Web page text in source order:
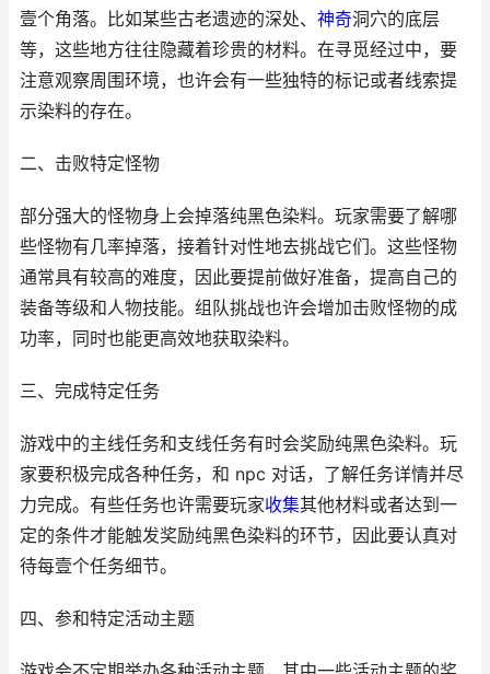
壹个角落。比如某些古老遗迹的深处、 神奇洞穴的底层
等，这些地方往往隐藏着珍贵的材料。在寻觅经过中，要
注意观察周围环境，也许会有一些独特的标记或者线索提
示染料的存在。
二、击败特定怪物
部分强大的怪物身上会掉落纯黑色染料。玩家需要了解哪
些怪物有几率掉落，接着针对性地去挑战它们。这些怪物
通常具有较高的难度，因此要提前做好准备，提高自己的
装备等级和人物技能。组队挑战也许会增加击败怪物的成
功率，同时也能更高效地获取染料。
三、完成特定任务
游戏中的主线任务和支线任务有时会奖励纯黑色染料。玩
家要积极完成各种任务，和 npc 对话，了解任务详情并尽
力完成。有些任务也许需要玩家收集其他材料或者达到一
定的条件才能触发奖励纯黑色染料的环节，因此要认真对
待每壹个任务细节。
四、参和特定活动主题